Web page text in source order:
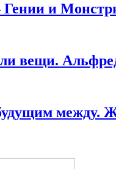
Гении и
вещи.
между.